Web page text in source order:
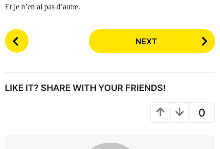
Et je n’en ai pas d’autre.
P
o
P
NEXT
LIKE IT? SHARE WITH YOUR FRIENDS!
0